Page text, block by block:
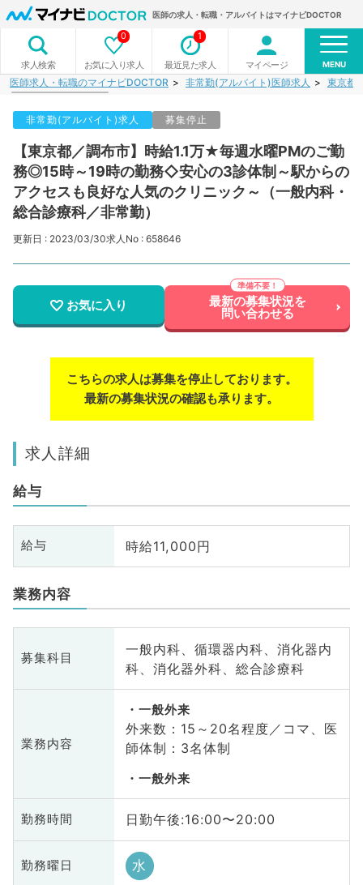
医師の求人・転職・アルバイトはマイナビDOCTOR
求人検索 お気に入り求人
0
最近見た求人
1
マイページ MENU
医師求人・転職のマイナビDOCTOR 非常勤(アルバイト)医師求人 東京都
非常勤(アルバイト)求人 募集停止
【東京都／調布市】時給1.1万★毎週水曜PMのご勤
務◎15時～19時の勤務◇安心の3診体制～駅からの
アクセスも良好な人気のクリニック～（一般内科・
総合診療科／非常勤）
更新日 : 2023/03/30求人No : 658646
お気に入り 最新の募集状況を
問い合わせる
こちらの求人は募集を停止しております。
最新の募集状況の確認も承ります。
求人詳細
給与
給与 時給11,000円
業務内容
募集科目
一般内科、循環器内科、消化器内
科、消化器外科、総合診療科
業務内容
一般外来
外来数：15～20名程度／コマ、医
師体制：3名体制
一般外来
勤務時間 日勤午後:16:00〜20:00
勤務曜日 水